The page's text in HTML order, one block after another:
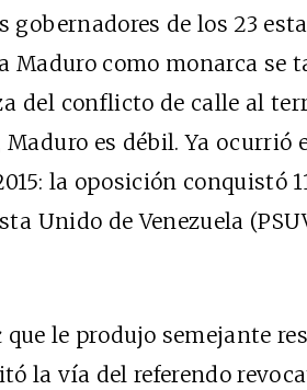
gobernadores de los 23
Maduro como monarca se
del conflicto de calle al
es débil. Ya ocurrió
la oposición conquistó
Unido de Venezuela
que le produjo semejante
la vía del referendo